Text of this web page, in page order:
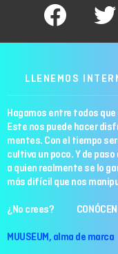
facebook
LLENEMOS
Hagamos entre todos
Este nos puede hacer
mentes. Con el tiempo
cultiva un poco. Y de
a quien realmente se lo
más difícil que nos
¿No crees?
MUUSEUM, alma de marca